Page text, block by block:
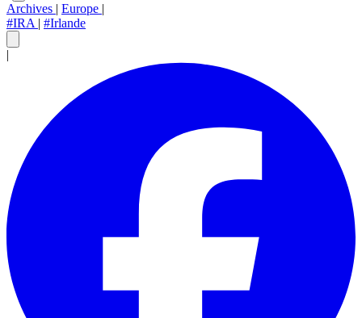
Archives | Europe |
#IRA | #Irlande
|